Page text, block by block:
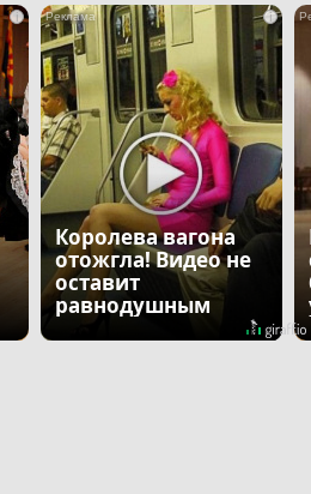
i i
Королева вагона
отожгла! Видео не
оставит
равнодушным